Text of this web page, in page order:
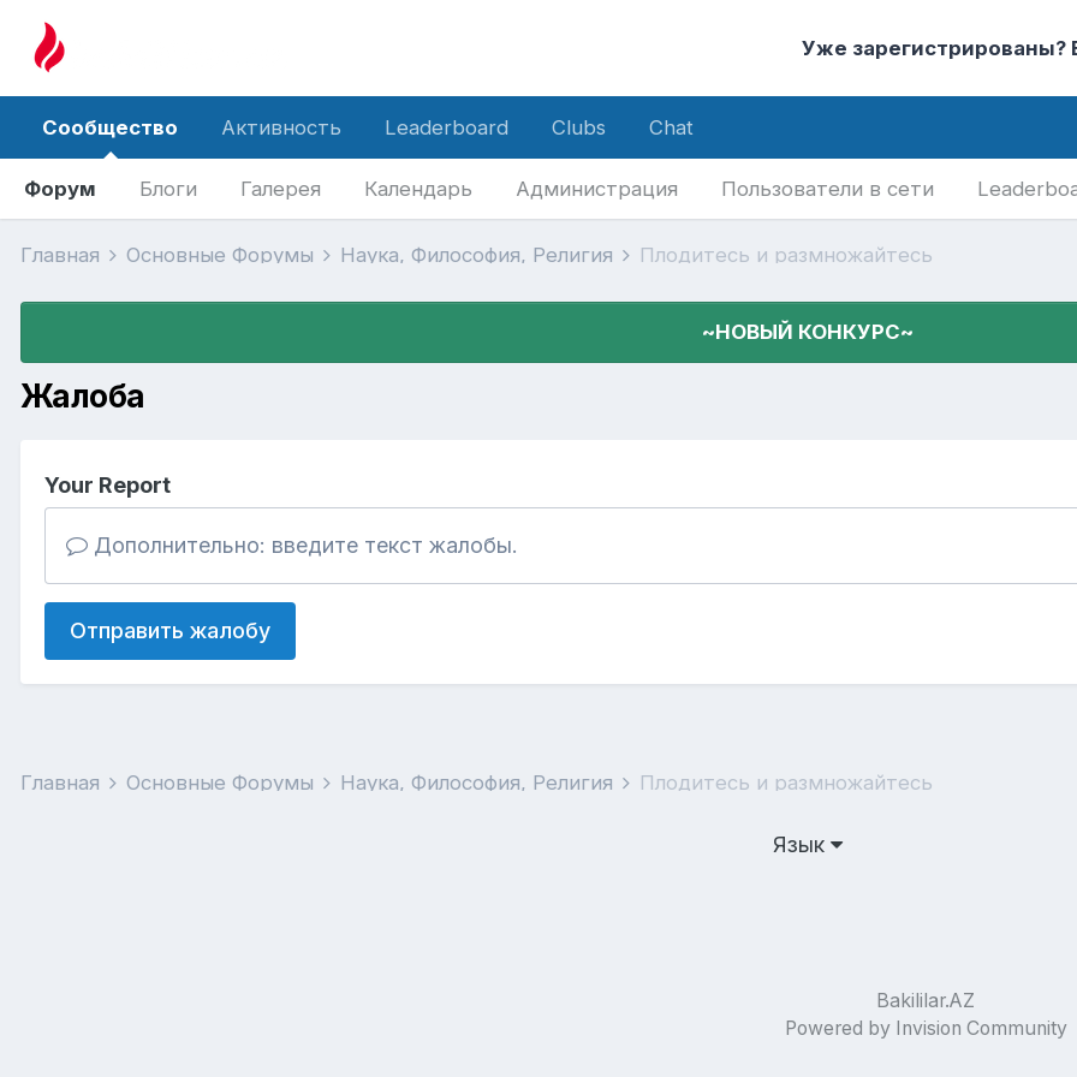
Уже зарегистрированы?
Сообщество
Форум Блоги Галерея Календарь Администрация Пользователи в сети
Активность Leaderboard Clubs Chat
Главная Основные Форумы Наука, Философия, Религия Плодитесь и размножайтесь
~НОВЫЙ КОНКУРС~
Жалоба
Your Report
Дополнительно: введите текст жалобы.
Отправить жалобу
Главная Основные Форумы Наука, Философия, Религия Плодитесь и размножайтесь
Язык
Bakililar.AZ
Powered by Invision Community